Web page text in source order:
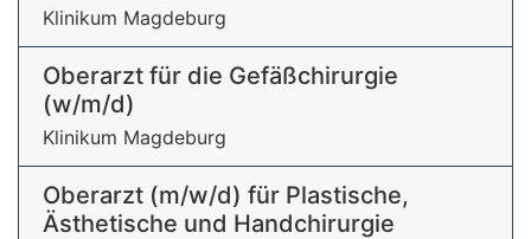
Klinikum Magdeburg
Oberarzt für die Gefäßchirurgie
(w/m/d)
Klinikum Magdeburg
Oberarzt (m/w/d) für Plastische,
Ästhetische und Handchirurgie